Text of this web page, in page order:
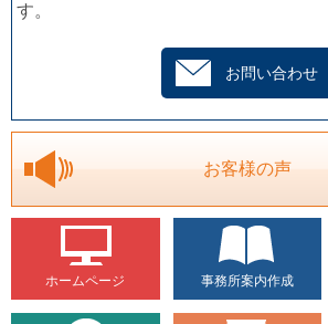
す。
お問い合わせ
お客様の声
ホームページ 事務所案内作成